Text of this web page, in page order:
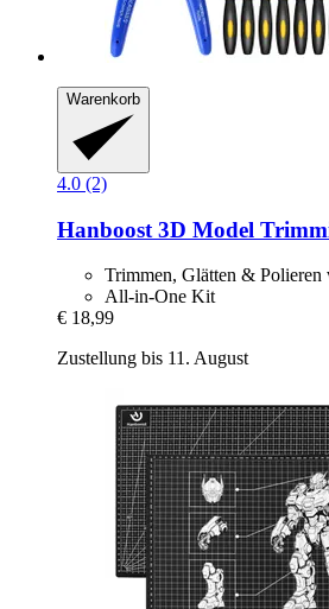
Warenkorb
4.0 (2)
Hanboost 3D Model
Trimmen, Glätten &
All-in-One Kit
€ 18,99
Zustellung bis 11. August